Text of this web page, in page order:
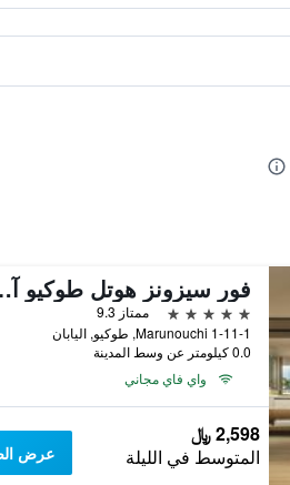
فور سيزونز
5 نجوم
ممتاز 9.3
1-11-1 Marunouchi, طوكيو, اليابان
0.0 كيلومتر عن وسط المدينة
واي فاي مجاني
2,598 ﷼
المتوسط في الليلة عرض